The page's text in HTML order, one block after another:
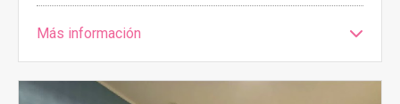
Más información